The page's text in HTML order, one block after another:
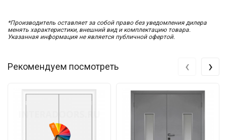
*Производитель оставляет за собой право без уведомления дилера
менять характеристики, внешний вид и комплектацию товара.
Указанная информация не является публичной офертой.
Рекомендуем посмотреть ‹ ›